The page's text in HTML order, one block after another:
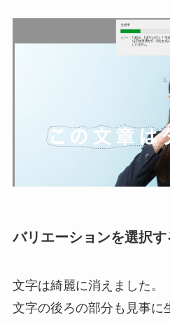
バリエーションを選択す
文字は綺麗に消えました。
文字の後ろの部分も見事に